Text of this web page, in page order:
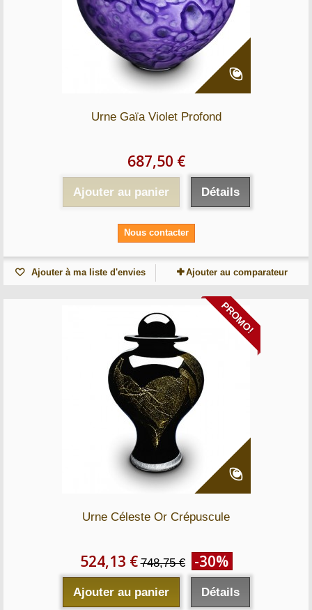
Urne Gaïa Violet Profond
687,50 €
Ajouter au panier Détails
Nous contacter
Ajouter à ma liste d'envies Ajouter au comparateur
PROMO!
Urne Céleste Or Crépuscule
524,13 € 748,75 € -30%
Ajouter au panier Détails